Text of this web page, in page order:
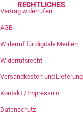
RECHTLICHES
Vertrag widerrufen
AGB
Widerruf für digitale Medien
Widerrufsrecht
Versandkosten und Lieferung
Kontakt / Impressum
Datenschutz